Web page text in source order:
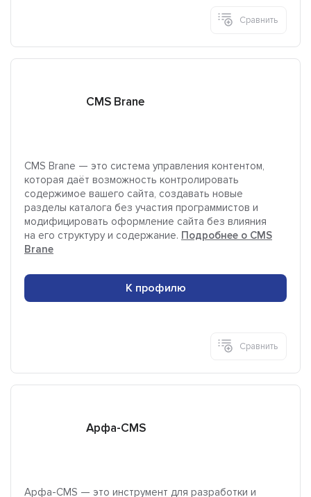
Сравнить
CMS Brane
CMS Brane — это система управления контентом,
которая даёт возможность контролировать
содержимое вашего сайта, создавать новые
разделы каталога без участия программистов и
модифицировать оформление сайта без влияния
на его структуру и содержание. Подробнее о CMS
Brane
К профилю
Сравнить
Арфа-CMS
Арфа-CMS — это инструмент для разработки и